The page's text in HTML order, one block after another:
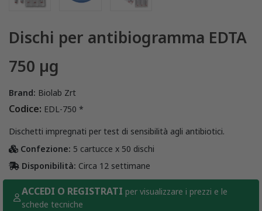
Dischi per antibiogramma EDTA
750 µg
Brand: Biolab Zrt
Codice: EDL-750 *
Dischetti impregnati per test di sensibilità agli antibiotici.
Confezione: 5 cartucce x 50 dischi
Disponibilità: Circa 12 settimane
ACCEDI O REGISTRATI per visualizzare i prezzi e le
schede tecniche